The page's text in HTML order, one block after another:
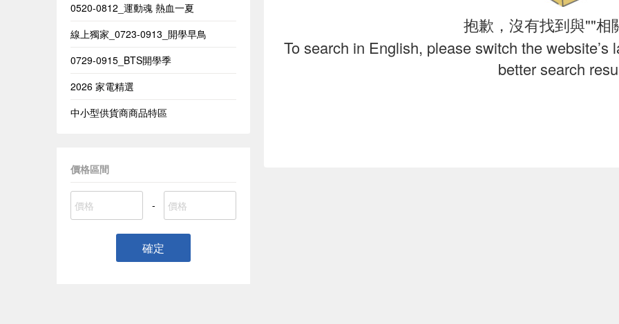
0520-0812_運動魂 熱血一夏
線上獨家_0723-0913_開學早鳥
0729-0915_BTS開學季
2026 家電精選
中小型供貨商商品特區
價格區間
-
確定
抱歉，沒有找到與""相
To search in English, please switch the
better search